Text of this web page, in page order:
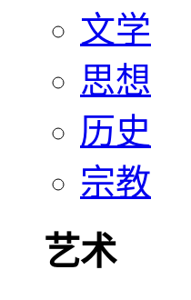
文学
思想
历史
宗教
艺术